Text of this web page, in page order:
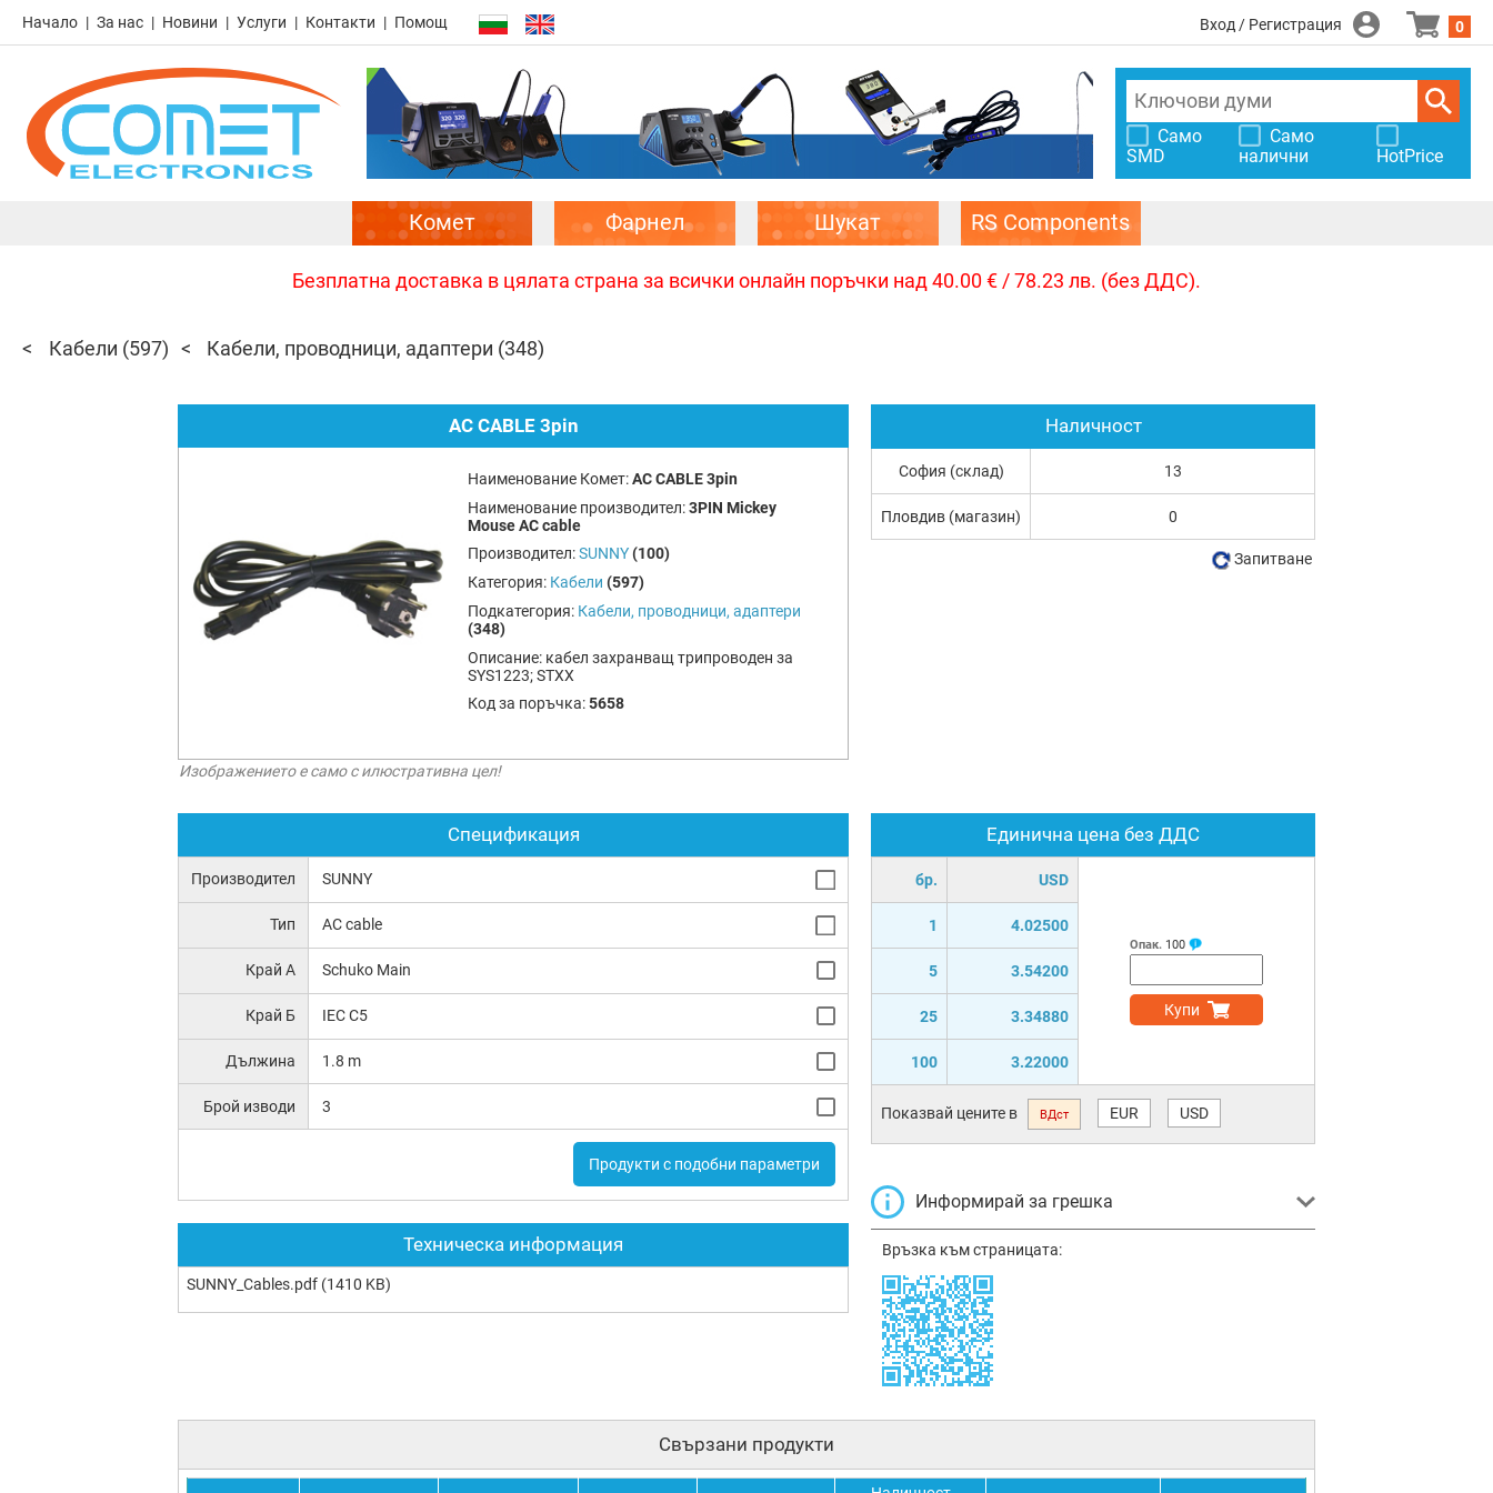
Начало За нас Новини Услуги Контакти Помощ Вход / Регистрация 0
Само
SMD
Само
налични
HotPrice
Комет Фарнел Шукат RS Components
Безплатна доставка в цялата страна за всички онлайн поръчки над 40.00 € / 78.23 лв. (без ДДС).
Кабели (597) Кабели, проводници, адаптери (348)
AC CABLE 3pin
Наименование Комет:AC CABLE 3pin
Наименование производител:3PIN Mickey
Mouse AC cable
Производител:SUNNY (100)
Категория: Кабели (597)
Подкатегория: Кабели, проводници, адаптери
(348)
Описание: кабел захранващ трипроводен за
SYS1223; STXX
Код за поръчка:5658
Изображението е само с илюстративна цел!
Спецификация
Производител SUNNY
Тип AC cable
Край А Schuko Main
Край Б IEC C5
Дължина 1.8 m
Брой изводи 3
Продукти с подобни параметри
Техническа информация
SUNNY_Cables.pdf (1410 KB)
Единична цена без ДДС
бр. USD
1 4.02500
5 3.54200
25 3.34880
100 3.22000
Опак. 100
Купи
Показвай цените в ВДст EUR USD
Информирай за грешка
Връзка към страницата:
Наличност
София (склад) 13
Пловдив (магазин) 0
Запитване
Свързани продукти